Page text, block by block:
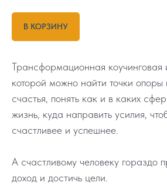
В КОРЗИНУ
Трансформационная
которой можно найти точки опоры
счастья, понять как и в каких
жизнь, куда направить усилия,
счастливее и успешнее.
А счастливому человеку гораздо
доход и достичь цели.